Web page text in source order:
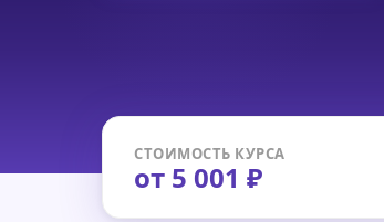
СТОИМОСТЬ КУРСА
от 5 001 ₽